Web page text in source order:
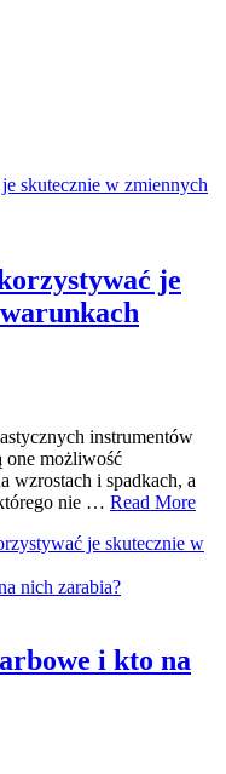
je
instrumentów
one możliwość
wzrostach i spadkach, a
nie … Read More
je skutecznie w
i kto na